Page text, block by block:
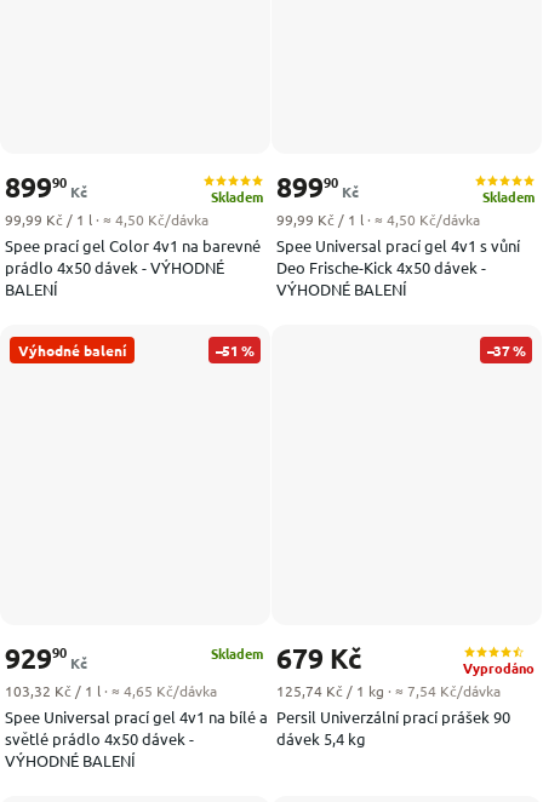
Spee prací gel Color 4v1 na barevné
prádlo 4x50 dávek - VÝHODNÉ
BALENÍ
Skladem
89990
Kč
Měrná cena:
99,99 Kč / 1 l · ≈ 4,50 Kč/dávka
Spee Universal prací gel 4v1 s vůní
Deo Frische-Kick 4x50 dávek -
VÝHODNÉ BALENÍ
Skladem
89990
Kč
Měrná cena:
99,99 Kč / 1 l · ≈ 4,50 Kč/dávka
Výhodné balení –51 %
Spee Universal prací gel 4v1 na bílé a
světlé prádlo 4x50 dávek -
VÝHODNÉ BALENÍ
Skladem
92990
Kč
Měrná cena:
103,32 Kč / 1 l · ≈ 4,65 Kč/dávka
–37 %
Persil Univerzální prací prášek 90
dávek 5,4 kg
Vyprodáno
679 Kč
Měrná cena:
125,74 Kč / 1 kg · ≈ 7,54 Kč/dávka